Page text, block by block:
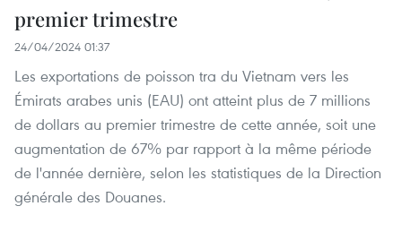
premier trimestre
24/04/2024 01:37
Les exportations de poisson tra du Vietnam vers les
Émirats arabes unis (EAU) ont atteint plus de 7 millions
de dollars au premier trimestre de cette année, soit une
augmentation de 67% par rapport à la même période
de l'année dernière, selon les statistiques de la Direction
générale des Douanes.